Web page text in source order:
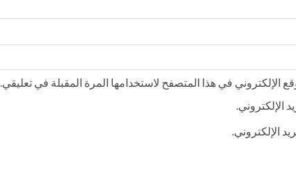
الإلكتروني في هذا المتصفح لاستخدامها المرة المقبلة في تعليقي.
الإلكتروني.
الإلكتروني.